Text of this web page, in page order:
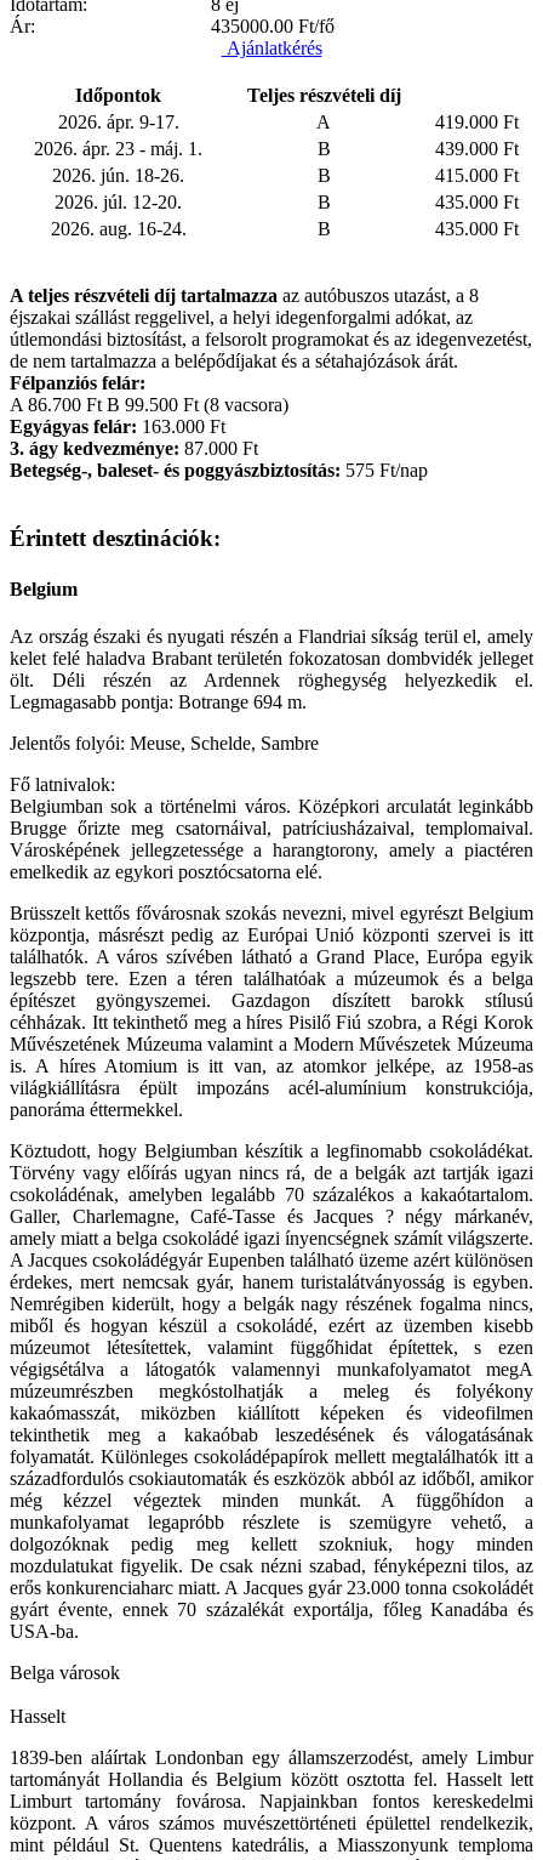
Ár:
435000.00 Ft/fő
Ajánlatkérés
Időpontok
Teljes részvételi díj
2026. ápr. 9-17.
A
419.000 Ft
2026. ápr. 23 - máj. 1.
B
439.000 Ft
2026. jún. 18-26.
B
415.000 Ft
2026. júl. 12-20.
B
435.000 Ft
2026. aug. 16-24.
B 435.000 Ft
A teljes részvételi díj tartalmazza az autóbuszos utazást, a 8
éjszakai szállást reggelivel, a helyi idegenforgalmi adókat, az
útlemondási biztosítást, a felsorolt programokat és az idegenvezetést,
de nem tartalmazza a belépődíjakat és a sétahajózások árát.
Félpanziós felár:
A 86.700 Ft B 99.500 Ft (8 vacsora)
Egyágyas felár: 163.000 Ft
3. ágy kedvezménye: 87.000 Ft
Betegség-, baleset- és poggyászbiztosítás: 575 Ft/nap
Érintett desztinációk:
Belgium
Az ország északi és nyugati részén a Flandriai síkság terül el, amely
kelet felé haladva Brabant területén fokozatosan dombvidék jelleget
ölt. Déli részén az Ardennek röghegység helyezkedik el.
Legmagasabb pontja: Botrange 694 m.
Jelentős folyói: Meuse, Schelde, Sambre
Fő latnivalok:
Belgiumban sok a történelmi város. Középkori arculatát leginkább
Brugge őrizte meg csatornáival, patríciusházaival, templomaival.
Városképének jellegzetessége a harangtorony, amely a piactéren
emelkedik az egykori posztócsatorna elé.
Brüsszelt kettős fővárosnak szokás nevezni, mivel egyrészt Belgium
központja, másrészt pedig az Európai Unió központi szervei is itt
találhatók. A város szívében látható a Grand Place, Európa egyik
legszebb tere. Ezen a téren találhatóak a múzeumok és a belga
építészet gyöngyszemei. Gazdagon díszített barokk stílusú
céhházak. Itt tekinthető meg a híres Pisilő Fiú szobra, a Régi Korok
Művészetének Múzeuma valamint a Modern Művészetek Múzeuma
is. A híres Atomium is itt van, az atomkor jelképe, az 1958-as
világkiállításra épült impozáns acél-alumínium konstrukciója,
panoráma éttermekkel.
Köztudott, hogy Belgiumban készítik a legfinomabb csokoládékat.
Törvény vagy előírás ugyan nincs rá, de a belgák azt tartják igazi
csokoládénak, amelyben legalább 70 százalékos a kakaótartalom.
Galler, Charlemagne, Café-Tasse és Jacques ? négy márkanév,
amely miatt a belga csokoládé igazi ínyencségnek számít világszerte.
A Jacques csokoládégyár Eupenben található üzeme azért különösen
érdekes, mert nemcsak gyár, hanem turistalátványosság is egyben.
Nemrégiben kiderült, hogy a belgák nagy részének fogalma nincs,
miből és hogyan készül a csokoládé, ezért az üzemben kisebb
múzeumot létesítettek, valamint függőhidat építettek, s ezen
végigsétálva a látogatók valamennyi munkafolyamatot megA
múzeumrészben megkóstolhatják a meleg és folyékony
kakaómasszát, miközben kiállított képeken és videofilmen
tekinthetik meg a kakaóbab leszedésének és válogatásának
folyamatát. Különleges csokoládépapírok mellett megtalálhatók itt a
századfordulós csokiautomaták és eszközök abból az időből, amikor
még kézzel végeztek minden munkát. A függőhídon a
munkafolyamat legapróbb részlete is szemügyre vehető, a
dolgozóknak pedig meg kellett szokniuk, hogy minden
mozdulatukat figyelik. De csak nézni szabad, fényképezni tilos, az
erős konkurenciaharc miatt. A Jacques gyár 23.000 tonna csokoládét
gyárt évente, ennek 70 százalékát exportálja, főleg Kanadába és
USA-ba.
Belga városok
Hasselt
1839-ben aláírtak Londonban egy államszerzodést, amely Limbur
tartományát Hollandia és Belgium között osztotta fel. Hasselt lett
Limburt tartomány fovárosa. Napjainkban fontos kereskedelmi
központ. A város számos muvészettörténeti épülettel rendelkezik,
mint például St. Quentens katedrális, a Miasszonyunk temploma